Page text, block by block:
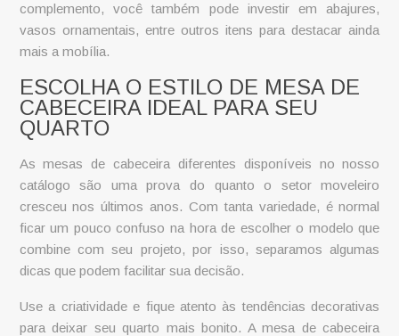
complemento, você também pode investir em abajures,
vasos ornamentais, entre outros itens para destacar ainda
mais a mobília.
ESCOLHA O ESTILO DE MESA DE
CABECEIRA IDEAL PARA SEU
QUARTO
Asmesas de cabeceira diferentes disponíveis no nosso
catálogo são uma prova do quanto o setor moveleiro
cresceu nos últimos anos. Com tanta variedade, é normal
ficar um pouco confuso na hora de escolher o modelo que
combine com seu projeto, por isso, separamos algumas
dicas que podem facilitar sua decisão.
Use a criatividade e fique atento às tendências decorativas
para deixar seu quarto mais bonito. Amesa de cabeceira